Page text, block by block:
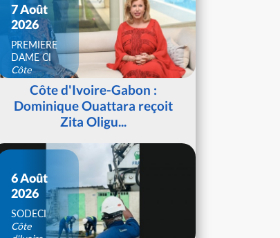
7 Août
2026
PREMIERE
DAME CI
Côte
d'IvoireCôte d'Ivoire-Gabon :
Dominique Ouattara reçoit
Zita Oligu...
6 Août
2026
SODECI
Côte